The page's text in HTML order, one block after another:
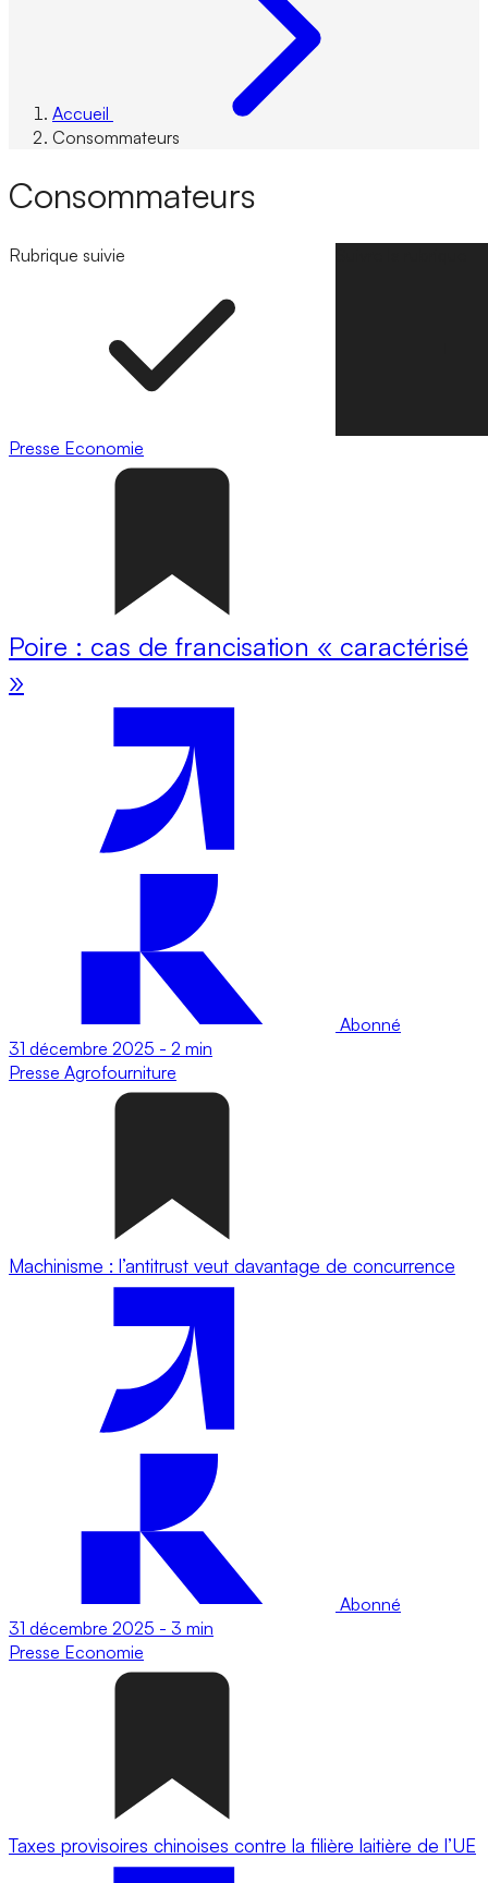
Accueil
Consommateurs
Consommateurs
Rubrique suivie
Presse Economie
Poire : cas de francisation « caractérisé
»
Abonné
31 décembre 2025 - 2 min
Presse Agrofourniture
Machinisme : l’antitrust veut davantage de concurrence
Abonné
31 décembre 2025 - 3 min
Presse Economie
Taxes provisoires chinoises contre la filière laitière de l’UE